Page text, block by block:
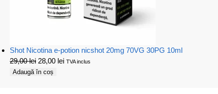
Shot Nicotina e-potion nicshot 20mg 70VG 30PG 10ml
29,00lei 28,00 lei TVA inclus
Adaugă în coș